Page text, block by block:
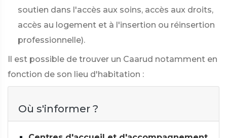
soutien dans l'accès aux soins, accès aux droits,
accès au logement et à l'insertion ou réinsertion
professionnelle).
Il est possible de trouver un Caarud notamment en
fonction de son lieu d'habitation :
Où s'informer ?